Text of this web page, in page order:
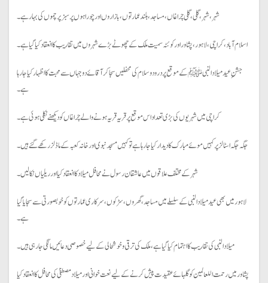
شہر، شہر، گلی، گلی چراغاں، مساجد، بلند عمارتوں، بازاروں اور چوراہوں پر سبز پرچموں کی بہار ہے۔
اسلام آباد، کراچی، لاہور، پشاور اور کوئٹہ سمیت ملک کے چھوٹے بڑے شہروں میں تقاریب کا انعقاد کیا گیا ہے۔
جشنِ عید میلادالنبیﷺ کے موقع پر درود و سلام کی محفلیں سجاکر آقائے دو جہاں سے محبت کا اظہار کیا جارہا
ہے۔
کراچی میں شہریوں کی بڑی تعداد اس موقع پر قریہ قریہ ہونے والے چراغاں کو دیکھنے نکلی ہوئی ہے۔
جگہ جگہ اسٹالز پر کہیں موئے مبارک کا دیدار کیا جارہا ہے تو کہیں مسجد نبوی اور خانہ کعبہ کے ماڈلز رکھے گئے ہیں۔
شہر کے مختلف علاقوں میں عاشقان رسول نے محافل میلاد کا انعقاد کیا اور ریلیاں نکالیں۔
لاہور میں بھی عید میلاد النبی کے سلسلے میں مساجد، گھروں، سڑکوں، سرکاری عمارتوں کو خوبصورتی سے سجایا گیا
ہے۔
میلاد النبی کی تقاریب کا اہتمام کیا گیا ہے، ملک کی ترقی و خوشحالی کے لیے خصوصی دعائیں مانگی جا رہی ہیں۔
پشاور میں رحمت اللعالمین کو گلہائے عقیدت پیش کرنے کے لیے نعت خوانی اور میلاد مصطفیٰ کی محافل کا انعقاد کیا